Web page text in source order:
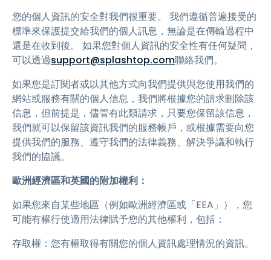
您的個人資訊的安全對我們很重要。 我們遵循普遍接受的
標準來保護提交給我們的個人訊息，無論是在傳輸過程中
還是在收到後。 如果您對個人資訊的安全性有任何疑問，
可以透過support@splashtop.com聯絡我們。
如果您是訂閱者或以其他方式向我們提供與您使用我們的
網站或服務有關的個人信息，我們將根據您的請求刪除該
信息，但前提是，儘管有此類請求，只要您保留該信息，
我們就可以保留該資訊我們的服務帳戶，或根據需要向您
提供我們的服務、遵守我們的法律義務、解決爭議和執行
我們的協議。
歐洲經濟區和英國的附加權利：
如果您來自某些地區（例如歐洲經濟區或「EEA」），您
可能有權行使適用法律賦予您的其他權利，包括：
存取權：您有權取得有關您的個人資訊處理情況的資訊。